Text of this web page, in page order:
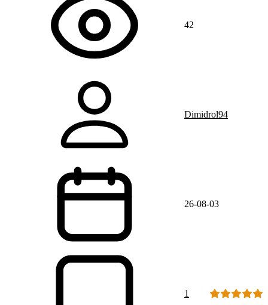
42
Dimidrol94
26-08-03
1